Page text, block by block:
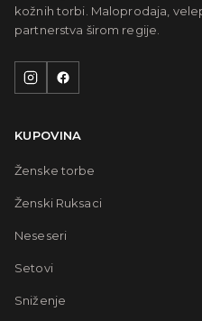
kožnih torbi. Maloprodaja,
partnerstva širom regije.
KUPOVINA
Ženske torbe
Ženski Ruksaci
Neseseri
Setovi
Sniženje